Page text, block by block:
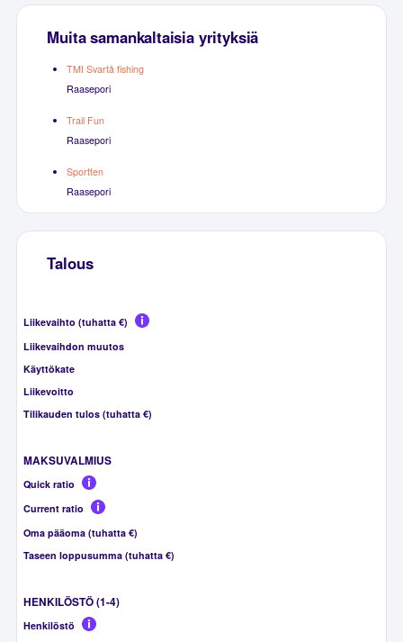
Muita samankaltaisia yrityksiä
TMI Svartå fishing
Raasepori
Trail Fun
Raasepori
Sportten
Raasepori
Talous
Liikevaihto (tuhatta €)
Liikevaihdon muutos
Käyttökate
Liikevoitto
Tilikauden tulos (tuhatta €)
MAKSUVALMIUS
Quick ratio
Current ratio
Oma pääoma (tuhatta €)
Taseen loppusumma (tuhatta €)
HENKILÖSTÖ (1-4)
Henkilöstö